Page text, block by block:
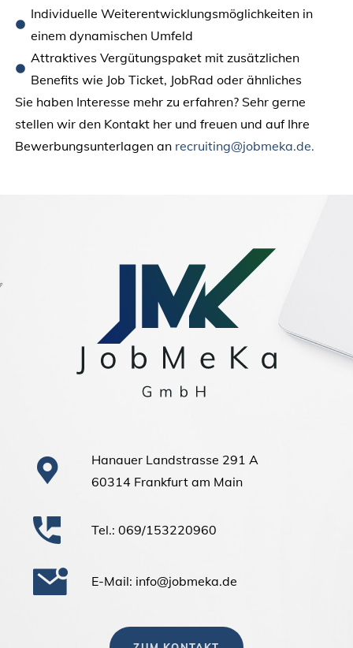
Individuelle Weiterentwicklungsmöglichkeiten in
einem dynamischen Umfeld
Attraktives Vergütungspaket mit zusätzlichen
Benefits wie Job Ticket, JobRad oder ähnliches
Sie haben Interesse mehr zu erfahren? Sehr gerne
stellen wir den Kontakt her und freuen und auf Ihre
Bewerbungsunterlagen an recruiting@jobmeka.de.
Hanauer Landstrasse 291 A
60314 Frankfurt am Main
Tel.: 069/153220960
E-Mail: info@jobmeka.de